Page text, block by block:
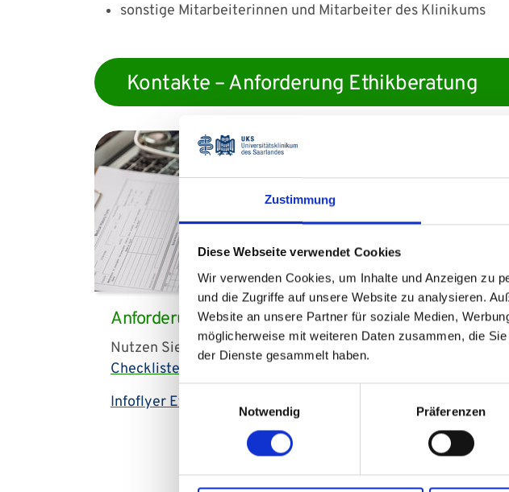
Zustimmung
Diese Webseite verwendet Cookies
Wir verwenden Cookies, um Inhalte und Anzeigen zu
und die Zugriffe auf unsere Website zu analysieren.
Website an unsere Partner für soziale Medien,
möglicherweise mit weiteren Daten zusammen, die
der Dienste gesammelt haben.
Notwendig
Präferenzen
sonstige Mitarbeiterinnen und Mitarbeiter des Klinikums
Kontakte – Anforderung Ethikberatung
Anforderung Ethikberatung
Nutzen Sie als Hilfestellung die
Checkliste Ethikberatung
Infoflyer Ethikkomitee
+49 6841 16 -